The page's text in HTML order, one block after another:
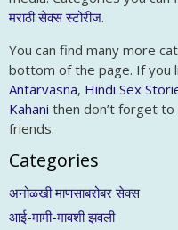
मराठी सेक्स स्टोरीज.
You can find many more
bottom of the page. If you
Antarvasna, Hindi Sex
Kahani then don’t forget
friends.
Categories
अनोळखी माणसाबरोबर सेक्स
आई-मामी-मावशी झवली